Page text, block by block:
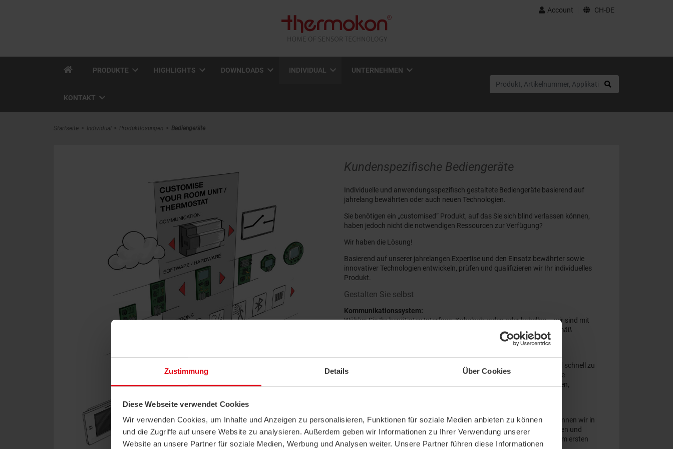
Zustimmung Details Über Cookies
Diese Webseite verwendet Cookies
Wir verwenden Cookies, um Inhalte und Anzeigen zu personalisieren, Funktionen für soziale Medien anbieten zu können
und die Zugriffe auf unsere Website zu analysieren. Außerdem geben wir Informationen zu Ihrer Verwendung unserer
Website an unsere Partner für soziale Medien, Werbung und Analysen weiter. Unsere Partner führen diese Informationen
Account CH-DE
PRODUKTE HIGHLIGHTS DOWNLOADS INDIVIDUAL UNTERNEHMEN
KONTAKT
Startseite Individual Produktlösungen Bediengeräte
Kundenspezifische Bediengeräte
Individuelle und anwendungsspezifisch gestaltete Bediengeräte basierend auf
jahrelang bewährten oder auch neuen Technologien.
Sie benötigen ein „customised“ Produkt, auf das Sie sich blind verlassen können,
haben jedoch nicht die notwendigen Ressourcen zur Verfügung?
Wir haben die Lösung!
Basierend auf unserer jahrelangen Expertise und den Einsatz bewährter sowie
innovativer Technologien entwickeln, prüfen und qualifizieren wir Ihr individuelles
Produkt.
Gestalten Sie selbst
Kommunikationssystem:
Wählen Sie Ihr benötigtes Interface. Kabelgebunden oder kabellos – wir sind mit
nahezu allen gängigen Systemen vertraut und können diese für Sie gemäß
Hardware:
Unsere Inhouse-SMD-Linie ermöglicht es, Ihre Wünsche problemlos und schnell zu
realisieren – unabhängig davon, ob es sich um Prototypenbau oder eine
Serienproduktion handelt. Die Entwicklung und Integration von Sensoren,
Die Adaption Ihrer bestehenden Software oder eine Neuentwicklung können wir in
gleichem Maße abbilden. Über die erste Formulierung von Visionen, Ideen und
Konzepten über die gemeinsame Definition des Lastenheftes bis hin zum ersten